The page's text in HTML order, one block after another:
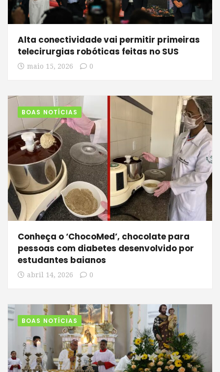
Alta conectividade vai permitir primeiras
telecirurgias robóticas feitas no SUS
maio 15, 2026 0
BOAS NOTÍCIAS
Conheça o ‘ChocoMed’, chocolate para
pessoas com diabetes desenvolvido por
estudantes baianos
abril 14, 2026 0
BOAS NOTÍCIAS